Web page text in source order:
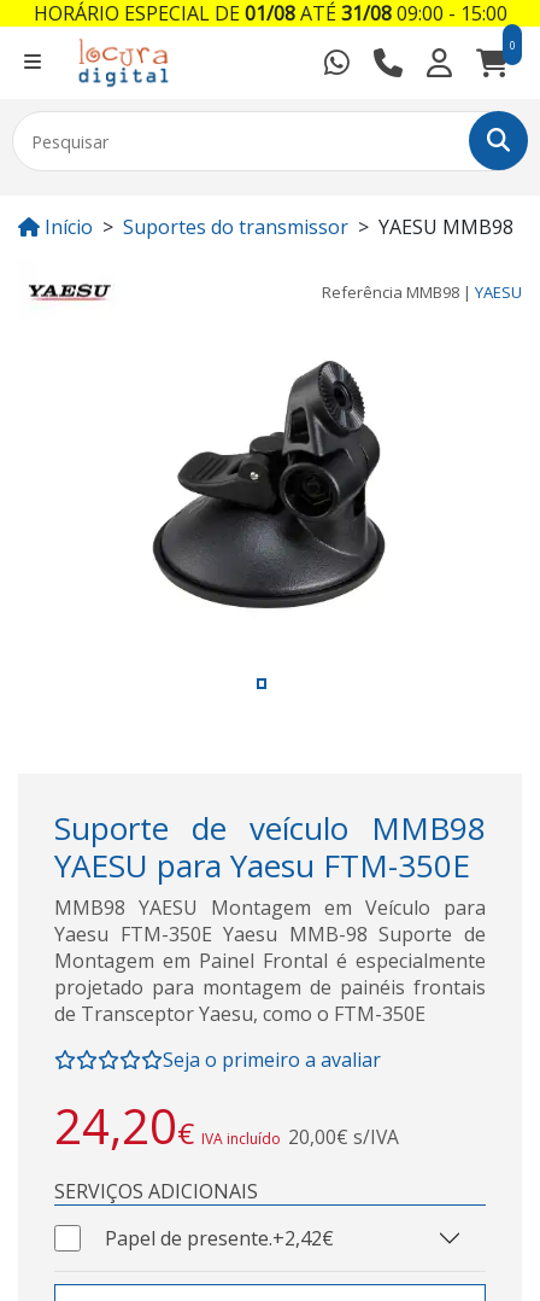
0
Início Suportes do transmissor YAESU MMB98
Referência MMB98 | YAESU
Suporte de veículo MMB98
YAESU para Yaesu FTM-350E
MMB98 YAESU Montagem em Veículo para
Yaesu FTM-350E Yaesu MMB-98 Suporte de
Montagem em Painel Frontal é especialmente
projetado para montagem de painéis frontais
de Transceptor Yaesu, como o FTM-350E
Seja o primeiro a avaliar
24,20€ IVA incluído 20,00€ s/IVA
SERVIÇOS ADICIONAIS
Papel de presente.+2,42€
HORÁRIO ESPECIAL DE01/08ATÉ31/0809:00 - 15:00